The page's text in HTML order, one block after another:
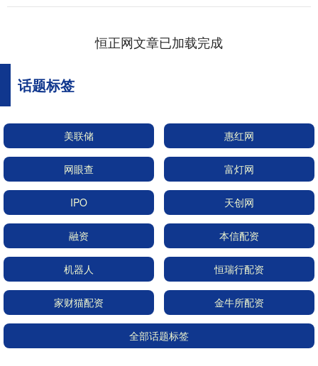
恒正网文章已加载完成
话题标签
美联储 惠红网
网眼查 富灯网
IPO 天创网
融资 本信配资
机器人 恒瑞行配资
家财猫配资 金牛所配资
全部话题标签